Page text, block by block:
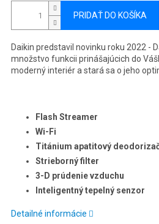
PRIDAŤ DO KOŠÍKA
Daikin predstavil novinku roku 2022 -
množstvo funkcii prinášajúcich do
moderný interiér a stará sa o jeho
Flash Streamer
Wi-Fi
Titánium apatitový
Strieborný filter
3-D prúdenie vzduchu
Inteligentný tepelný senzor
Detailné informácie